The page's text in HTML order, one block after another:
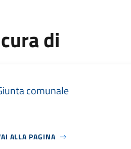
di
comunale
ALLA PAGINA